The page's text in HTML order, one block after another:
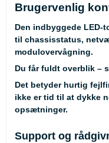
Brugervenlig
Den indbyggede LED-
til chassisstatus,
modulovervågning.
Du får fuldt overblik –
Det betyder hurtig
ikke er tid til at dykke
opsætninger.
Support og